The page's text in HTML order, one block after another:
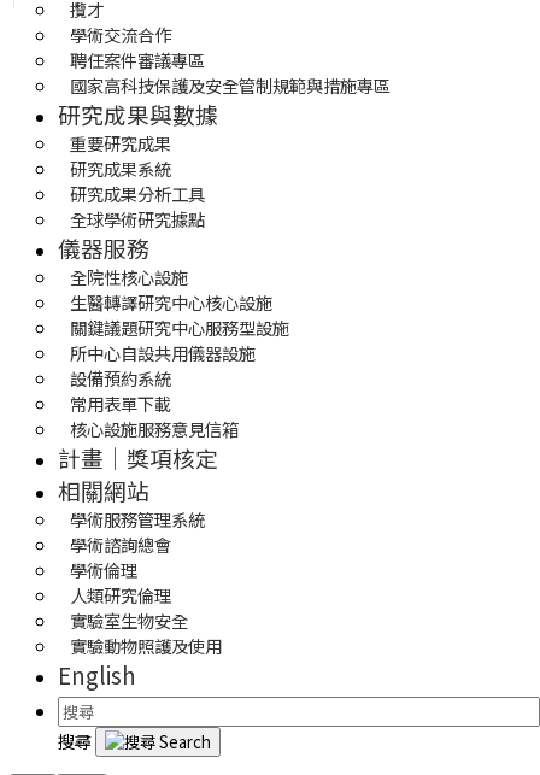
攬才
學術交流合作
聘任案件審議專區
國家高科技保護及安全管制規範與措施專區
研究成果與數據
重要研究成果
研究成果系統
研究成果分析工具
全球學術研究據點
儀器服務
全院性核心設施
生醫轉譯研究中心核心設施
關鍵議題研究中心服務型設施
所中心自設共用儀器設施
設備預約系統
常用表單下載
核心設施服務意見信箱
計畫｜獎項核定
相關網站
學術服務管理系統
學術諮詢總會
學術倫理
人類研究倫理
實驗室生物安全
實驗動物照護及使用
English
搜尋